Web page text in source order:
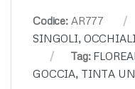
Codice: AR777
SINGOLI,
Tag:
GOCCIA, TINTA